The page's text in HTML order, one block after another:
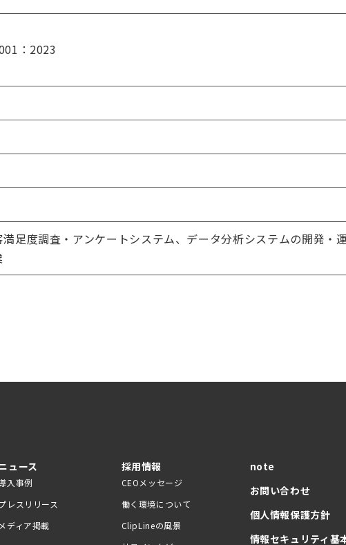
：2023
足度調査・アンケートシステム、データ分析システムの開発・
ュース
入事例
レスリリース
メディア掲載
採用情報
CEOメッセージ
働く環境について
ClipLineの風景
note
お問い合わせ
個人情報保護方針
情報セキュリティ基